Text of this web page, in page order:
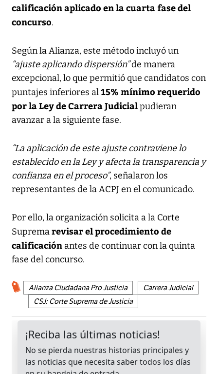
calificación aplicado en la cuarta fase del
concurso.
Según la Alianza, este método incluyó un
“ajuste aplicando dispersión”de manera
excepcional, lo que permitió que candidatos con
puntajes inferiores al15% mínimo requerido
por la Ley de Carrera Judicialpudieran
avanzar a la siguiente fase.
“La aplicación de este ajuste contraviene lo
establecido en la Ley y afecta la transparencia y
confianza en el proceso”, señalaron los
representantes de la ACPJ en el comunicado.
Por ello, la organización solicita a la Corte
Supremarevisar el procedimiento de
calificación antes de continuar con la quinta
fase del concurso.
Alianza Ciudadana Pro Justicia
Carrera Judicial
CSJ: Corte Suprema de Justicia